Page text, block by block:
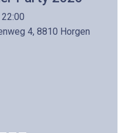
4, 8810 Horgen